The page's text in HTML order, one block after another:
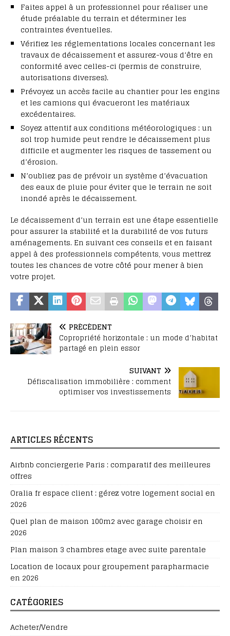
Faites appel à un professionnel pour réaliser une
étude préalable du terrain et déterminer les
contraintes éventuelles.
Vérifiez les réglementations locales concernant les
travaux de décaissement et assurez-vous d’être en
conformité avec celles-ci (permis de construire,
autorisations diverses).
Prévoyez un accès facile au chantier pour les engins
et les camions qui évacueront les matériaux
excédentaires.
Soyez attentif aux conditions météorologiques : un
sol trop humide peut rendre le décaissement plus
difficile et augmenter les risques de tassement ou
d’érosion.
N’oubliez pas de prévoir un système d’évacuation
des eaux de pluie pour éviter que le terrain ne soit
inondé après le décaissement.
Le décaissement d’un terrain est une étape essentielle
pour assurer la stabilité et la durabilité de vos futurs
aménagements. En suivant ces conseils et en faisant
appel à des professionnels compétents, vous mettrez
toutes les chances de votre côté pour mener à bien
votre projet.
PRÉCÉDENT
Copropriété horizontale : un mode d’habitat
partagé en plein essor
SUIVANT
Défiscalisation immobilière : comment
optimiser vos investissements
ARTICLES RÉCENTS
Airbnb conciergerie Paris : comparatif des meilleures
offres
Oralia fr espace client : gérez votre logement social en
2026
Quel plan de maison 100m2 avec garage choisir en
2026
Plan maison 3 chambres etage avec suite parentale
Location de locaux pour groupement parapharmacie
en 2026
CATÉGORIES
Acheter/Vendre